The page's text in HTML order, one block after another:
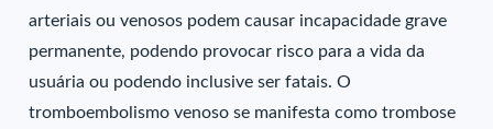
arteriais ou venosos podem causar incapacidade grave
permanente, podendo provocar risco para a vida da
usuária ou podendo inclusive ser fatais. O
tromboembolismo venoso se manifesta como trombose